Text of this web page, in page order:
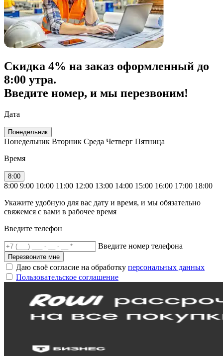
Скидка 4% на заказ оформленный до
8:00 утра.
Введите номер, и мы перезвоним!
Дата
Понедельник
Понедельник Вторник Среда Четверг Пятница
Время
8:00
8:00 9:00 10:00 11:00 12:00 13:00 14:00 15:00 16:00 17:00 18:00
Укажите удобную для вас дату и время, и мы обязательно
свяжемся с вами в рабочее время
Введите телефон
Введите номер телефона
Перезвоните мне
Даю своё согласие на обработку персональных данных
Пользовательское соглашение